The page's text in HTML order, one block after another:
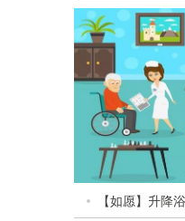
【如愿】升降